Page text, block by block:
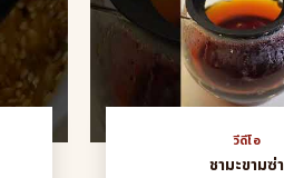
วีดีโอ
ชามะขามซ่า